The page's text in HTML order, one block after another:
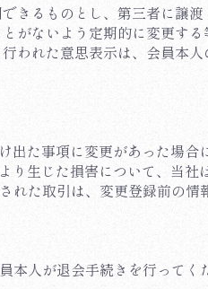
きるものとし、第三者に譲渡
がないよう定期的に変更す
われた意思表示は、会員本
出た事項に変更があった場合
り生じた損害について、当
れた取引は、変更登録前の情
本人が退会手続きを行ってく